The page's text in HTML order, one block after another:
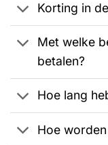
Korting in
Met welke
betalen?
Hoe lang
Hoe